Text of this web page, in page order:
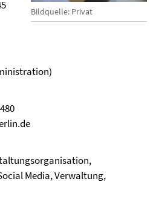
Bildquelle: Privat
Media, Verwaltung,